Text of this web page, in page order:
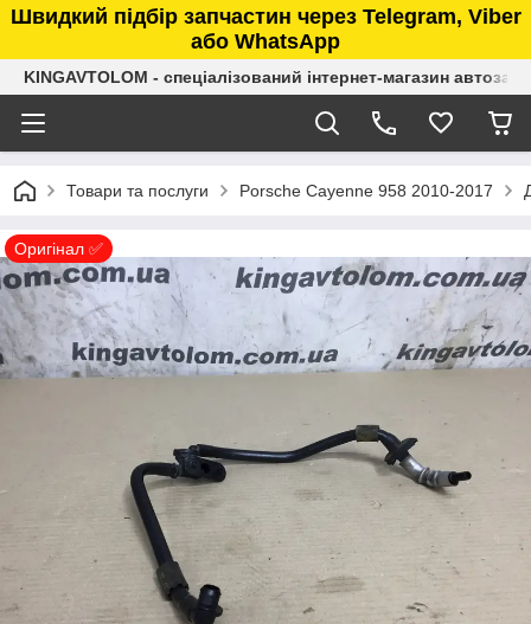
Швидкий підбір запчастин через Telegram, Viber
або WhatsApp
KINGAVTOLOM - спеціалізований інтернет-магазин
Товари та послуги Porsche Cayenne 958 2010-2017
Оригінал ✅